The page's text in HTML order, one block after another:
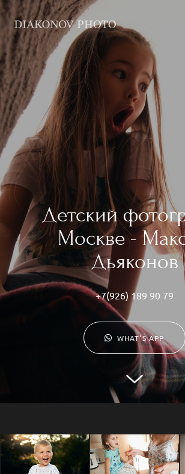
Детский
Москве -
Дьяконов
+7(926) 189 90 79
WHAT'S APP